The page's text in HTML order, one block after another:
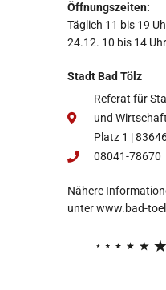
Öffnungszeiten:
Täglich 11 bis 19
24.12. 10 bis 14 Uhr
Stadt Bad Tölz
Referat für
und
Platz 1 |
08041-78670
Nähere
unterwww.bad-